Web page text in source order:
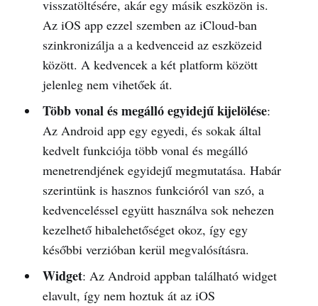
visszatöltésére, akár egy másik eszközön is.
Az iOS app ezzel szemben az iCloud-ban
szinkronizálja a a kedvenceid az eszközeid
között. A kedvencek a két platform között
jelenleg nem vihetőek át.
Több vonal és megálló egyidejű kijelölése:
Az Android app egy egyedi, és sokak által
kedvelt funkciója több vonal és megálló
menetrendjének egyidejű megmutatása. Habár
szerintünk is hasznos funkcióról van szó, a
kedvenceléssel együtt használva sok nehezen
kezelhető hibalehetőséget okoz, így egy
későbbi verzióban kerül megvalósításra.
Widget: Az Android appban található widget
elavult, így nem hoztuk át az iOS